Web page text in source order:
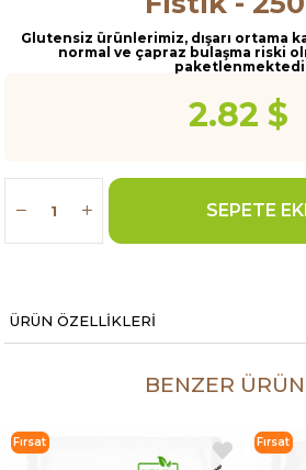
Glutensiz ürünlerimiz, dışarı ortama
normal ve çapraz bulaşma riski
2.82 $
ÜRÜN ÖZELLIKLERI
BENZER
Fırsat
Fırsat